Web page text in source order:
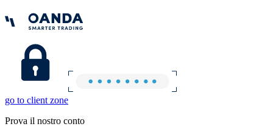
go to client zone
Prova il nostro conto